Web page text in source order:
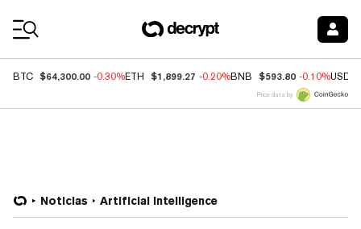
BTC $64,300.00 -0.30%ETH $1,899.27 -0.20%BNB $593.80 -0.10%USDC
Price data by
Noticias Artificial Intelligence